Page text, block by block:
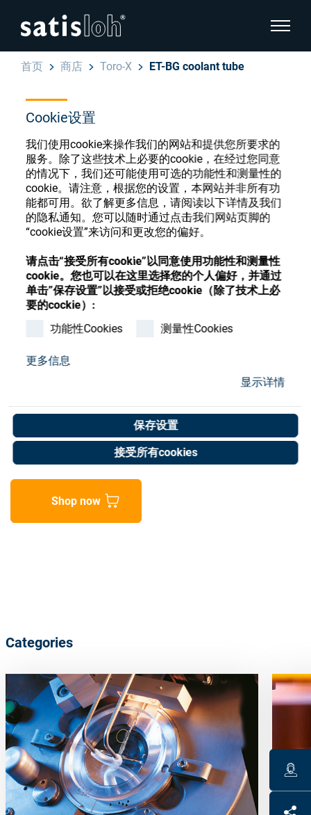
Cookie设置
我们使用cookie来操作我们的网站和提供您所要求的
服务。除了这些技术上必要的cookie，在经过您同意
的情况下，我们还可能使用可选的功能性和测量性的
cookie。请注意，根据您的设置，本网站并非所有功
能都可用。欲了解更多信息，请阅读以下详情及我们
的隐私通知。您可以随时通过点击我们网站页脚的
“cookie设置”来访问和更改您的偏好。
请点击“接受所有cookie”以同意使用功能性和测量性
cookie。您也可以在这里选择您的个人偏好，并通过
单击”保存设置”以接受或拒绝cookie（除了技术上必
要的cockie）:
功能性Cookies
测量性Cookies
更多信息
显示详情
保存设置
接受所有cookies
显示页
汉语
眼镜光学
精密光学
我们是谁
加入我们
English
Deutsch
Español
Français
首页 商店 Toro-X ET-BG coolant tube
眼镜光学耗材商店
注册或登录以访问您的帐户，并了解我们的各
种眼镜光学耗材
注册 登录
Art. No. 02056978
Unit of measure : Piece
Shop now
Categories